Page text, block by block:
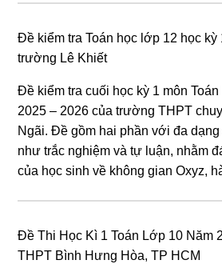
Đề kiểm tra Toán học lớp 12 học kỳ
trường Lê Khiết
Đề kiểm tra cuối học kỳ 1 môn
2025 – 2026 của trường THPT
Ngãi. Đề gồm hai phần với đa
như trắc nghiệm và tự luận, nhằm
của học sinh về không gian Oxyz,
Đề Thi Học Kì 1 Toán Lớp 10 Năm
THPT Bình Hưng Hòa, TP HCM